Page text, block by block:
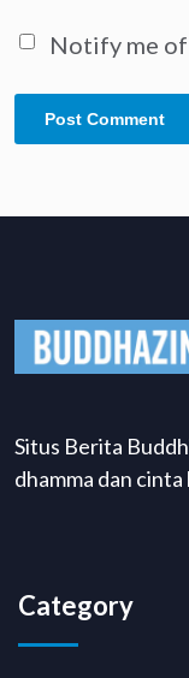
Notify me
Situs Berita
dhamma dan cinta
Category